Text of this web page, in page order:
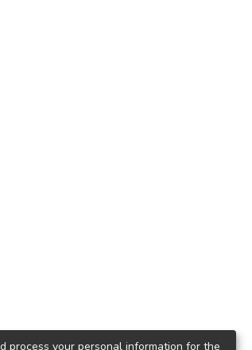
process your personal information for the